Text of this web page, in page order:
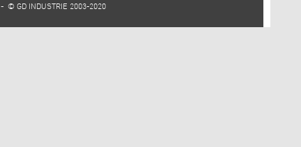
- © GD INDUSTRIE 2003-2020